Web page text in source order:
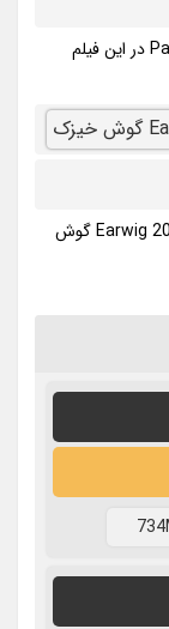
Paul Hilton, Alex Lawther, Romane Hemelaers در این فیلم
دانلود فیلم Earwig 2021 گوش